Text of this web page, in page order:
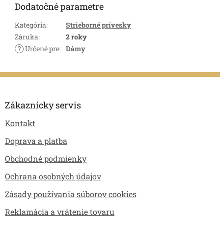
Dodatočné parametre
Kategória:
Strieborné prívesky
Záruka:
2 roky
? Určené pre: Dámy
Zákaznícky servis
Kontakt
Doprava a platba
Obchodné podmienky
Ochrana osobných údajov
Zásady používania súborov cookies
Reklamácia a vrátenie tovaru